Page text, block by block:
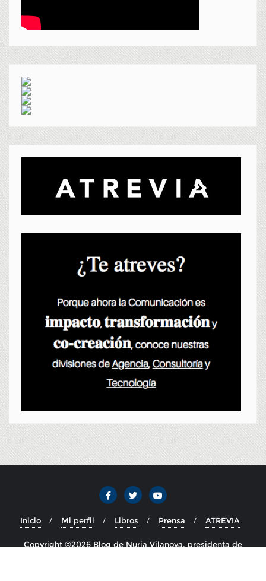
Inicio Mi perfil Libros Prensa ATREVIA
Copyright ©2026 Blog de Nuria Vilanova, presidenta de